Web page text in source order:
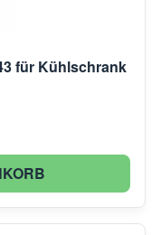
für Kühlschrank